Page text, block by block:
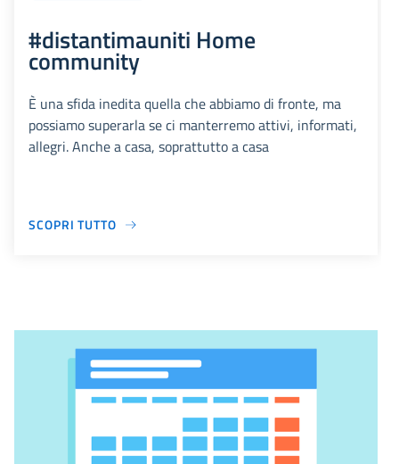
#distantimauniti Home
community
È una sfida inedita quella che abbiamo di fronte, ma
possiamo superarla se ci manterremo attivi, informati,
allegri. Anche a casa, soprattutto a casa
SCOPRI TUTTO